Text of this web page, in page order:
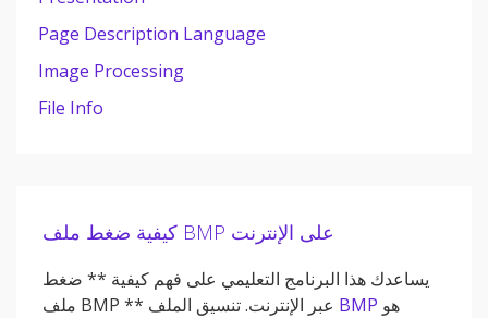
Page Description Language
Image Processing
File Info
كيفية ضغط ملف BMP على الإنترنت
يساعدك هذا البرنامج التعليمي على فهم كيفية ** ضغط
BMP